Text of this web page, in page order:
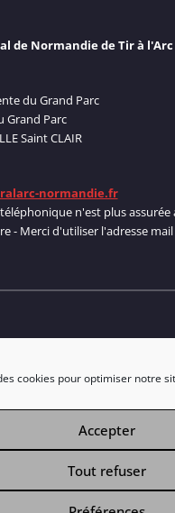
cookies pour optimiser notre
Accepter
Tout refuser
de Normandie de Tir à l'Arc
du Grand Parc
Grand Parc
Saint CLAIR
normandie.fr
n'est plus assurée
- Merci d'utiliser l'adresse mail